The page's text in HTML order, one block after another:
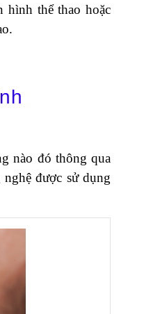
hình thể thao hoặc
nào đó thông qua
được sử dụng